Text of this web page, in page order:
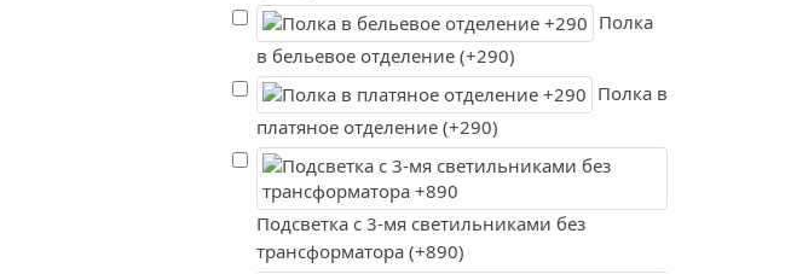
Полка
в бельевое отделение (+290)
Полка в
платяное отделение (+290)
Подсветка с 3-мя светильниками без
трансформатора (+890)